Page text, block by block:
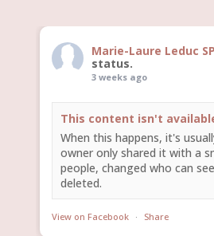
Marie-Laure Leduc
status.
3 weeks ago
This content isn't
When this happens, it's
owner only shared it with a
people, changed who can
deleted.
View on Facebook · Share